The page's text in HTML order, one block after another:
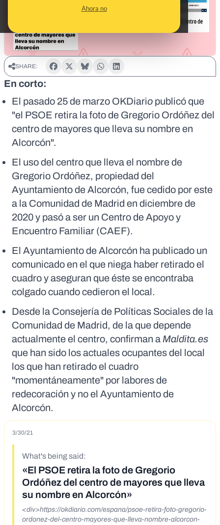
Ahora no
SHARE:
En corto:
El pasado 25 de marzo OKDiario publicó que
"el PSOE retira la foto de Gregorio Ordóñez del
centro de mayores que lleva su nombre en
Alcorcón".
El uso del centro que lleva el nombre de
Gregorio Ordóñez, propiedad del
Ayuntamiento de Alcorcón, fue cedido por este
a la Comunidad de Madrid en diciembre de
2020 y pasó a ser un Centro de Apoyo y
Encuentro Familiar (CAEF).
El Ayuntamiento de Alcorcón ha publicado un
comunicado en el que niega haber retirado el
cuadro y aseguran que éste se encontraba
colgado cuando cedieron el local.
Desde la Consejería de Políticas Sociales de la
Comunidad de Madrid, de la que depende
actualmente el centro, confirman a Maldita.es
que han sido los actuales ocupantes del local
los que han retirado el cuadro
"momentáneamente" por labores de
redecoración y no el Ayuntamiento de
Alcorcón.
3/30/21
What's being said:
«El PSOE retira la foto de Gregorio
Ordóñez del centro de mayores que lleva
su nombre en Alcorcón»
<div>https://okdiario.com/espana/psoe-retira-foto-gregorio-
ordonez-del-centro-mayores-que-lleva-nombre-alcorcon-